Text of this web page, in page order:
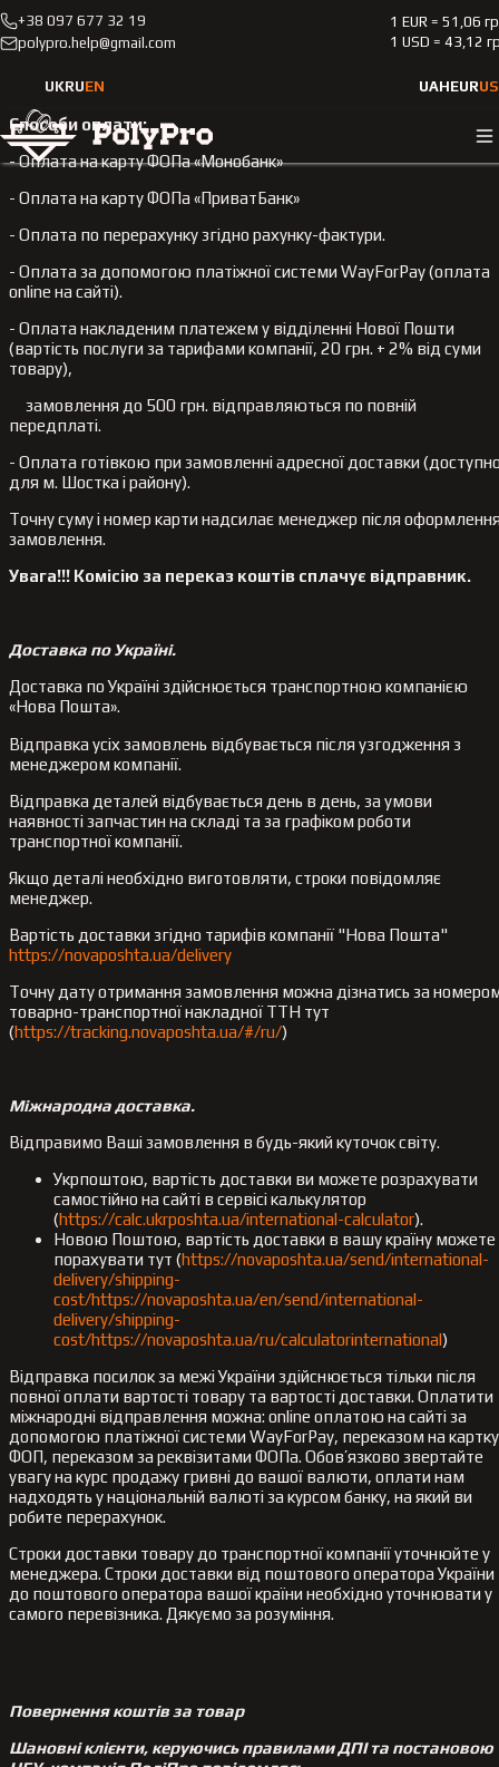
+38 097 677 32 19
polypro.help@gmail.com
1 EUR = 51,06
1 USD = 43,12
UKRUEN UAHEUR
Оплата і доставка
Способи оплати:
- Оплата на карту ФОПа «Монобанк»
- Оплата на карту ФОПа «ПриватБанк»
- Оплата по перерахунку згідно рахунку-фактури.
- Оплата за допомогою платіжної системи WayForPay (оплата
online на сайті).
- Оплата накладеним платежем у відділенні Нової Пошти
(вартість послуги за тарифами компанії, 20 грн. + 2% від суми
товару),
замовлення до 500 грн. відправляються по повній
передплаті.
- Оплата готівкою при замовленні адресної доставки
для м. Шостка і району).
Точну суму і номер карти надсилає менеджер після
замовлення.
Увага!!! Комісію за переказ коштів сплачує відправник.
Доставка по Україні.
Доставка по Україні здійснюється транспортною компанією
«Нова Пошта».
Відправка усіх замовлень відбувається після узгодження з
менеджером компанії.
Відправка деталей відбувається день в день, за умови
наявності запчастин на складі та за графіком роботи
транспортної компанії.
Якщо деталі необхідно виготовляти, строки повідомляє
менеджер.
Вартість доставки згідно тарифів компанії "Нова Пошта"
https://novaposhta.ua/delivery
Точну дату отримання замовлення можна дізнатись за
товарно-транспортної накладної ТТН тут
(https://tracking.novaposhta.ua/#/ru/)
Міжнародна доставка.
Відправимо Ваші замовлення в будь-який куточок світу.
Укрпоштою, вартість доставки ви можете розрахувати
самостійно на сайті в сервісі калькулятор
(https://calc.ukrposhta.ua/international-calculator).
Новою Поштою, вартість доставки в вашу країну можете
порахувати тут (https://novaposhta.ua/send/international-
delivery/shipping-
cost/https://novaposhta.ua/en/send/international-
delivery/shipping-
cost/https://novaposhta.ua/ru/calculatorinternational)
Відправка посилок за межі України здійснюється тільки після
повної оплати вартості товару та вартості доставки. Оплатити
міжнародні відправлення можна: online оплатою на сайті за
допомогою платіжної системи WayForPay, переказом на картку
ФОП, переказом за реквізитами ФОПа. Обов’язково звертайте
увагу на курс продажу гривні до вашої валюти, оплати нам
надходять у національній валюті за курсом банку, на який ви
робите перерахунок.
Строки доставки товару до транспортної компанії уточнюйте у
менеджера. Строки доставки від поштового оператора України
до поштового оператора вашої країни необхідно уточнювати у
самого перевізника. Дякуємо за розуміння.
Повернення коштів за товар
Шановні клієнти, керуючись правилами ДПІ та постановою